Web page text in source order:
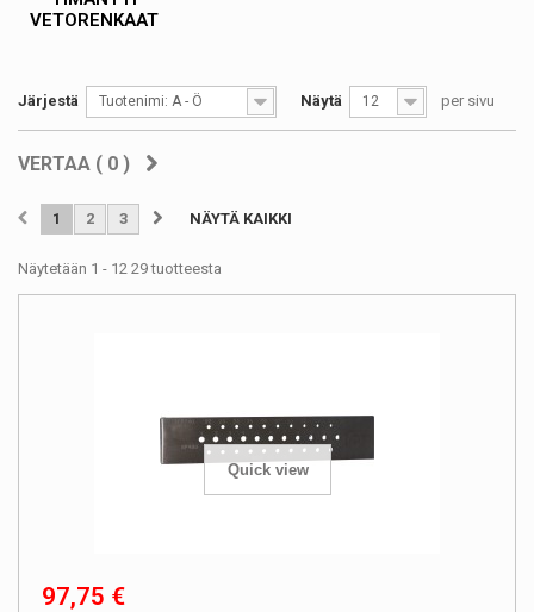
VETORENKAAT
Järjestä Tuotenimi: A - Ö Näytä 12 per sivu
VERTAA ( 0 )
NÄYTÄ KAIKKI
1 2 3
Näytetään 1 - 12 29 tuotteesta
Quick view
97,75 €